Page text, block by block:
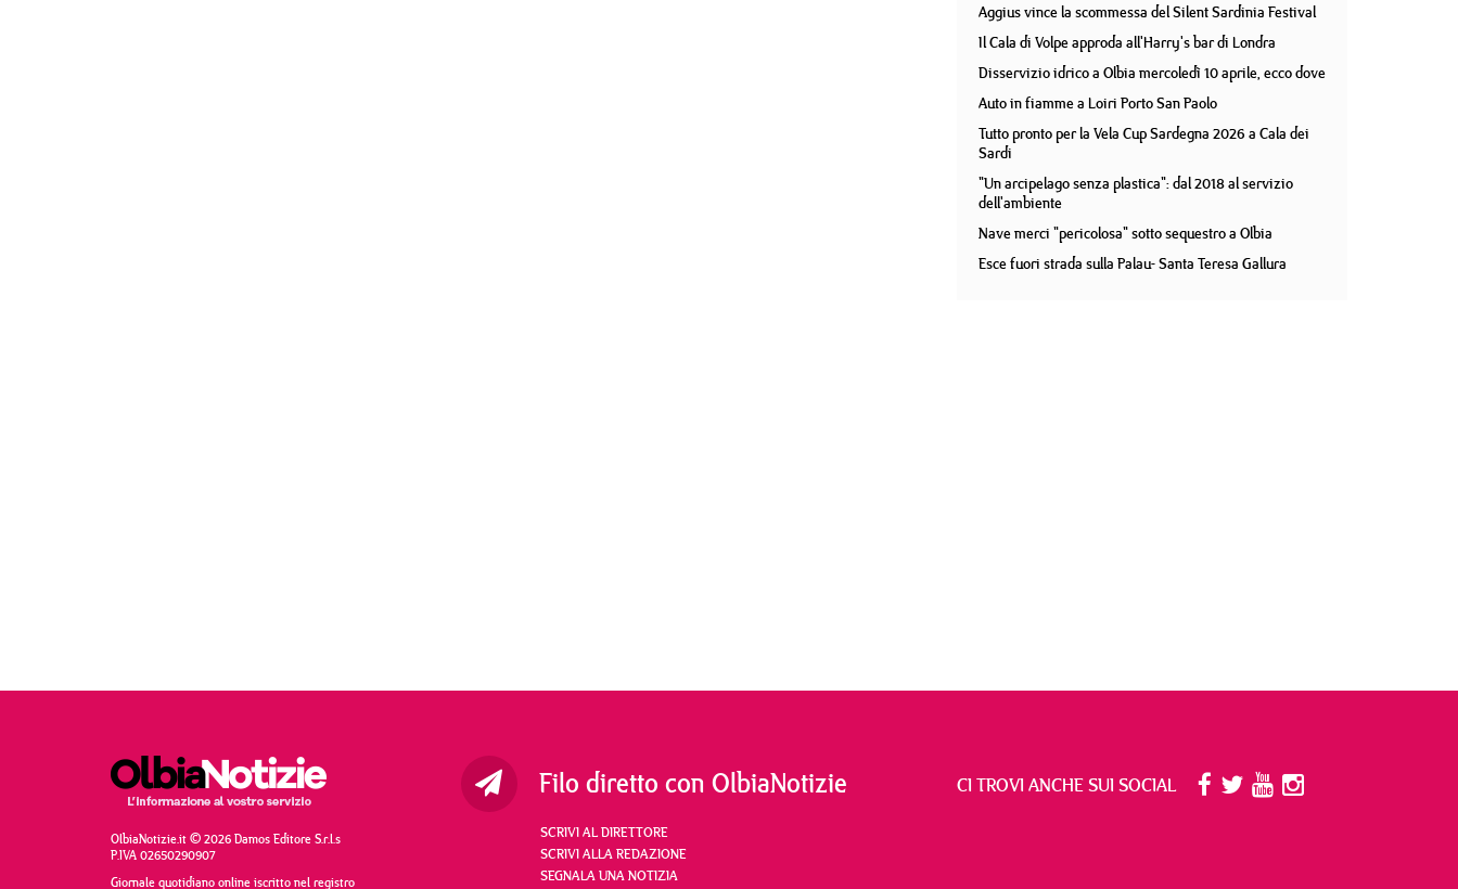
Aggius vince la scommessa del Silent Sardinia Festival
Il Cala di Volpe approda all'Harry's bar di Londra
Disservizio idrico a Olbia mercoledì 10 aprile, ecco dove
Auto in fiamme a Loiri Porto San Paolo
Tutto pronto per la Vela Cup Sardegna 2026 a Cala dei
Sardi
"Un arcipelago senza plastica": dal 2018 al servizio
dell'ambiente
Nave merci "pericolosa" sotto sequestro a Olbia
Esce fuori strada sulla Palau- Santa Teresa Gallura
OlbiaNotizie.it © 2026 Damos Editore S.r.l.s
P.IVA 02650290907
Giornale quotidiano online iscritto nel registro
Filo diretto con OlbiaNotizie
SCRIVI AL DIRETTORE
SCRIVI ALLA REDAZIONE
SEGNALA UNA NOTIZIA
CI TROVI ANCHE SUI SOCIAL